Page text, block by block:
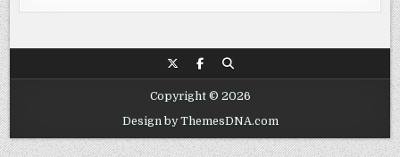
Copyright © 2026
Design by ThemesDNA.com